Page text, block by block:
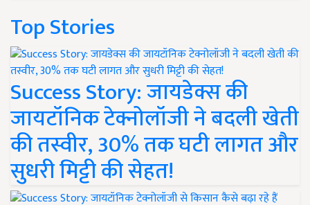
Top Stories
Success Story: जायडेक्स की
जायटॉनिक टेक्नोलॉजी ने बदली खेती
की तस्वीर, 30% तक घटी लागत और
सुधरी मिट्टी की सेहत!